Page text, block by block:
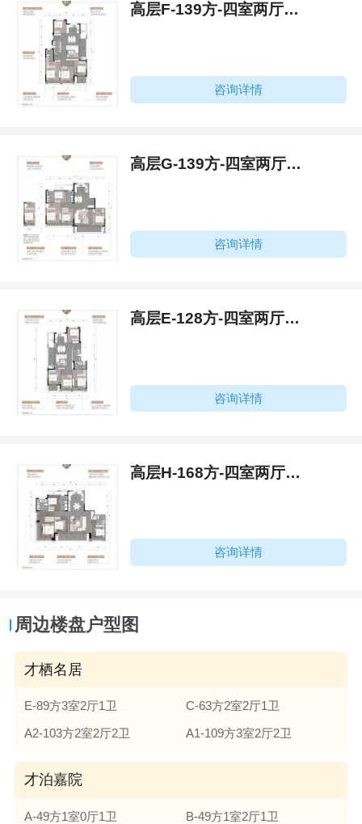
高层F-139方-四室两厅两卫
咨询详情
高层G-139方-四室两厅两卫
咨询详情
高层E-128方-四室两厅两卫
咨询详情
高层H-168方-四室两厅三卫
咨询详情
周边楼盘户型图
才栖名居
E-89方3室2厅1卫
C-63方2室2厅1卫
A2-103方2室2厅2卫
A1-109方3室2厅2卫
才泊嘉院
A-49方1室0厅1卫
B-49方1室2厅1卫